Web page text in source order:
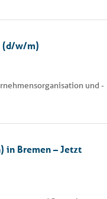
(d/w/m)
und -
in Bremen – Jetzt